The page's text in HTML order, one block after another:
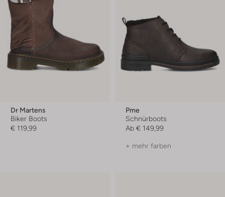
Dr Martens
Biker Boots
€ 119,99
Pme
Schnürboots
Ab € 149,99
+ mehr farben